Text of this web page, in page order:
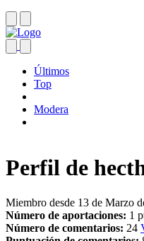
Últimos
Top
Modera
Perfil de
Miembro desde 13 de Marzo
Número de aportaciones: 1
Número de comentarios: 24